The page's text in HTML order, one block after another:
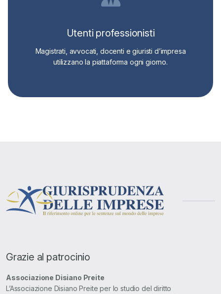
Utenti professionisti
Magistrati, avvocati, docenti e giuristi d’impresa
utilizzano la piattaforma ogni giorno.
Grazie al patrocinio
Associazione Disiano Preite
L’Associazione Disiano Preite per lo studio del diritto